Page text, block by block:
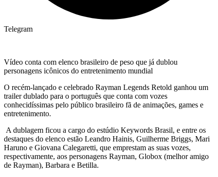
Telegram
Vídeo conta com elenco brasileiro de peso que já dublou
personagens icônicos do entretenimento mundial
O recém-lançado e celebrado Rayman Legends Retold ganhou um
trailer dublado para o português que conta com vozes
conhecidíssimas pelo público brasileiro fã de animações, games e
entretenimento.
A dublagem ficou a cargo do estúdio Keywords Brasil, e entre os
destaques do elenco estão Leandro Hainis, Guilherme Briggs, Mari
Haruno e Giovana Calegaretti, que emprestam as suas vozes,
respectivamente, aos personagens Rayman, Globox (melhor amigo
de Rayman), Barbara e Betilla.